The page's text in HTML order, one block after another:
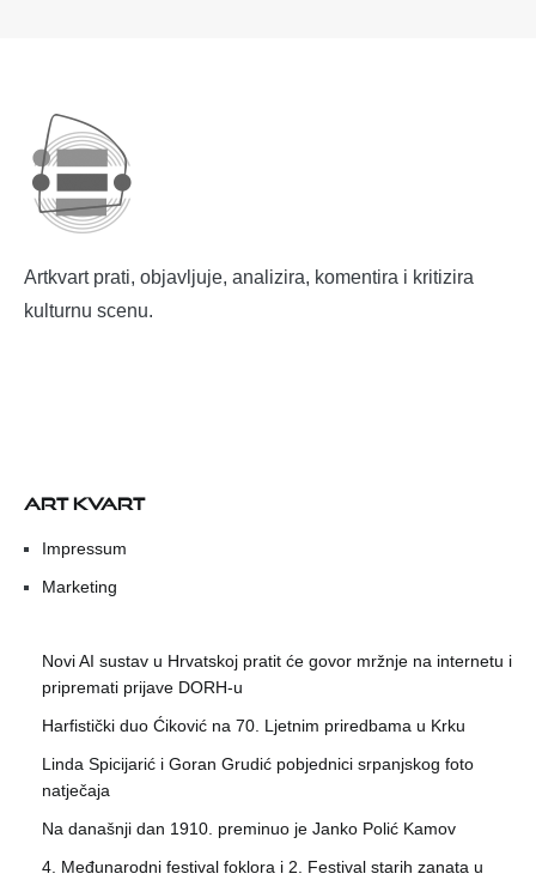
Artkvart prati, objavljuje, analizira, komentira i kritizira
kulturnu scenu.
ART KVART
Impressum
Marketing
Novi AI sustav u Hrvatskoj pratit će govor mržnje na internetu i
pripremati prijave DORH-u
Harfistički duo Ćiković na 70. Ljetnim priredbama u Krku
Linda Spicijarić i Goran Grudić pobjednici srpanjskog foto
natječaja
Na današnji dan 1910. preminuo je Janko Polić Kamov
4. Međunarodni festival foklora i 2. Festival starih zanata u